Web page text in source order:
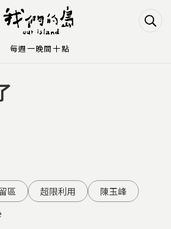
Jump to Navigation
to Main content
區 超限利用
陳玉峰
每週一晚間十點